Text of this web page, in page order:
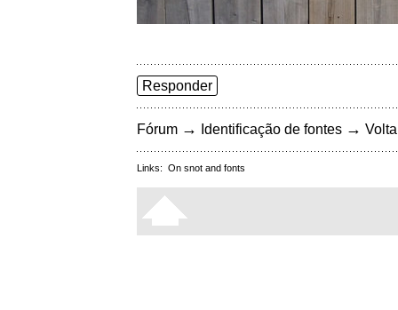
Responder
Fórum → Identificação de fontes →
Links: On snot and fonts